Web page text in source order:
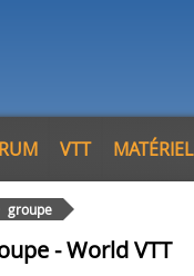
VTT MATÉRIEL
groupe
- World VTT